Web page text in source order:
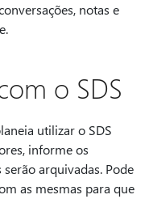
notas e
o SDS
utilizar o SDS
informe os
arquivadas. Pode
as mesmas para que